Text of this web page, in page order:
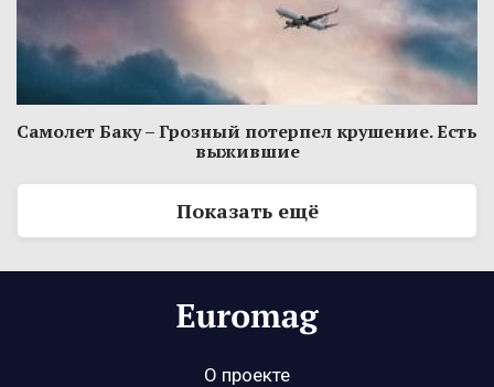
Самолет Баку – Грозный потерпел крушение. Есть
выжившие
Показать ещё
О проекте